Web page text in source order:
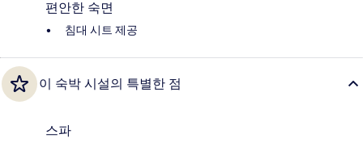
편안한 숙면
침대 시트 제공
이 숙박 시설의 특별한 점
스파